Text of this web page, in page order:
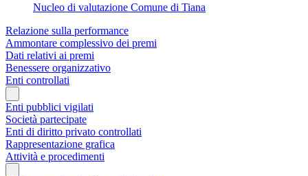
Nucleo di valutazione Comune di Tiana
Relazione sulla performance
Ammontare complessivo dei premi
Dati relativi ai premi
Benessere organizzativo
Enti controllati
Enti pubblici vigilati
Società partecipate
Enti di diritto privato controllati
Rappresentazione grafica
Attività e procedimenti